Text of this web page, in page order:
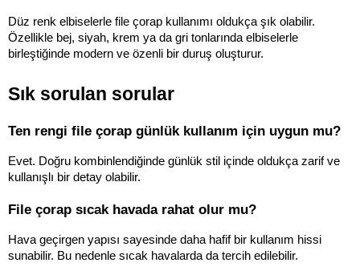
Düz renk elbiselerle file çorap kullanımı oldukça şık olabilir.
Özellikle bej, siyah, krem ya da gri tonlarında elbiselerle
birleştiğinde modern ve özenli bir duruş oluşturur.
Sık sorulan sorular
Ten rengi file çorap günlük kullanım için uygun mu?
Evet. Doğru kombinlendiğinde günlük stil içinde oldukça zarif ve
kullanışlı bir detay olabilir.
File çorap sıcak havada rahat olur mu?
Hava geçirgen yapısı sayesinde daha hafif bir kullanım hissi
sunabilir. Bu nedenle sıcak havalarda da tercih edilebilir.